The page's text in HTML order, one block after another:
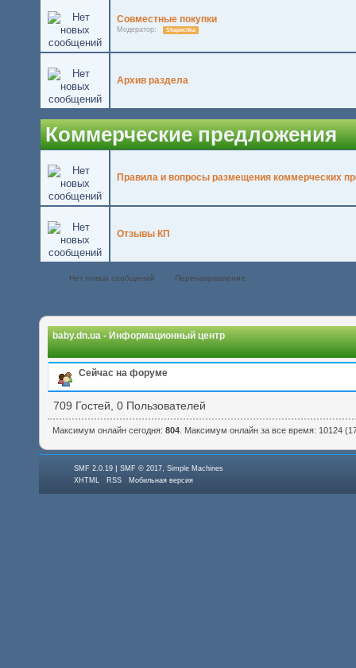
Совместные покупки
Модератор: Shapochka
Архив раздела
Коммерческие предложения
Правила и вопросы размещения коммерческих
Отзывы КП
Нет новых сообщений Перенаправление
baby.dn.ua - Информационный центр
Сейчас на форуме
709 Гостей, 0 Пользователей
Максимум онлайн сегодня: 804. Максимум онлайн за все время: 10124
SMF 2.0.19 |SMF © 2017 ,Simple Machines
XHTML
RSS Мобильная версия